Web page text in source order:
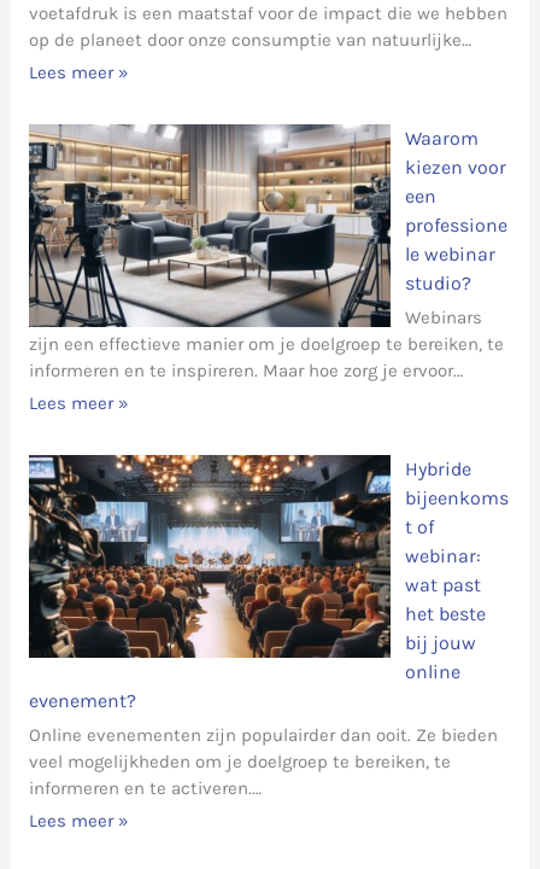
voetafdruk is een maatstaf voor de impact die we hebben
op de planeet door onze consumptie van natuurlijke…
Lees meer »
Waarom
kiezen voor
een
professione
le webinar
studio?
Webinars
zijn een effectieve manier om je doelgroep te bereiken, te
informeren en te inspireren. Maar hoe zorg je ervoor…
Lees meer »
Hybride
bijeenkoms
t of
webinar:
wat past
het beste
bij jouw
online
evenement?
Online evenementen zijn populairder dan ooit. Ze bieden
veel mogelijkheden om je doelgroep te bereiken, te
informeren en te activeren.…
Lees meer »